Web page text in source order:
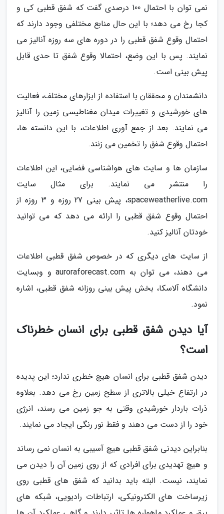
نمی توان با احتمال 100 درصدی گفت که شفق قطبی کی و
کجا رخ می دهد؛ با این حال منابع مختلفی وجود دارند که
احتمال وقوع شفق قطبی را در دوره های سه روزه آنالیز می
نمایند. پس با این وضع، احتمالا وقوع شفق تا حدی قابل
پیش بینی است.
دانشمندان و محققان با استفاده از ابزارهای مختلف، فعالیت
های خورشیدی و تغییرات میدان مغناطیسی زمین را آنالیز
می نمایند. بعد از جمع آوری اطلاعات، با این دانسته ها،
احتمال وقوع شفق را تخمین می زنند.
سازمان ها و سایت های هواشناسی فضایی، این اطلاعات
را منتشر می نمایند. برای مثال سایت
spaceweatherlive.com، پیش بینی 27 روزه و 3 روزه از
احتمال وقوع شفق قطبی را ارائه می دهد که می توانید
خودتان آنالیز کنید.
از سایت های دیگری که در خصوص شفق قطبی اطلاعات
می دهند، می توان به auroraforecast.com و وبسایت
دانشگاه آلاسکا، بخش پیش بینی روزانه شفق قطبی، اشاره
نمود.
آیا دیدن شفق قطبی برای انسان خطرناک
است؟
دیدن شفق قطبی برای انسان هیچ خطری ندارد؛ این پدیده
در ارتفاع خیلی بالاتری از سطح زمین رخ می دهد. بعلاوه
ذرات باردار خورشیدی وقتی به جو زمین می رسند، انرژی
خود را از دست می دهند و فقط نور رنگی ایجاد می نمایند.
بنابراین دیدنی شفق قطبی هیچ آسیبی به انسان نمی رساند
و هیچ تهدیدی برای افرادی که از روی زمین آن را دیدن می
نمایند، نیست. البته باید بدانید که شفق های قطبی روی
زیرساخت های الکترونیکی، ارتباطات رادیویی، شبکه های